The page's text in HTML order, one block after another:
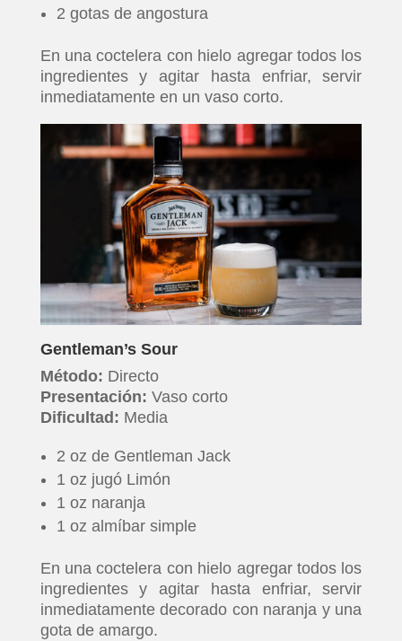
2 gotas de angostura
En una coctelera con hielo agregar todos los
ingredientes y agitar hasta enfriar, servir
inmediatamente en un vaso corto.
Gentleman’s Sour
Método: Directo
Presentación: Vaso corto
Dificultad: Media
2 oz de Gentleman Jack
1 oz jugó Limón
1 oz naranja
1 oz almíbar simple
En una coctelera con hielo agregar todos los
ingredientes y agitar hasta enfriar, servir
inmediatamente decorado con naranja y una
gota de amargo.